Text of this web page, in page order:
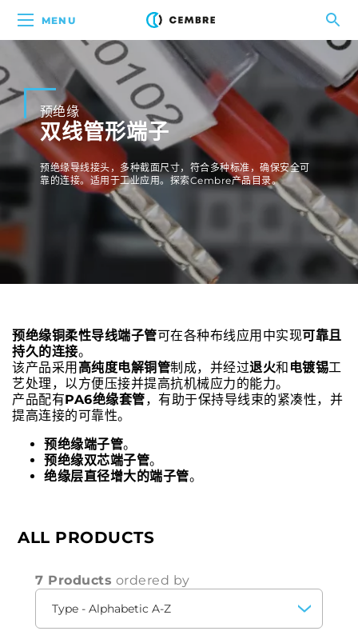
MENU
预绝缘
双线管形端子
预绝缘导线接头，多种截面尺寸，符合多种标准，确保安全可
靠的连接。适用于工业应用。探索Cembre产品目录。
预绝缘铜柔性导线端子管可在各种布线应用中实现可靠且
持久的连接。
该产品采用 高纯度电解铜管制成，并经过退火和 电镀锡工
艺处理，以方便压接并提高抗机械应力的能力。
产品配有PA6绝缘套管，有助于保持导线束的紧凑性，并
提高连接的可靠性。
预绝缘端子管。
预绝缘双芯端子管。
绝缘层直径增大的端子管。
ALL PRODUCTS
7 Products ordered by